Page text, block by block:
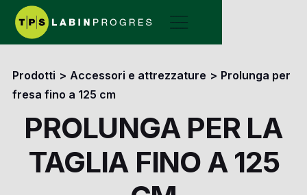
Prodotti > Accessori e attrezzature > Prolunga per
fresa fino a 125 cm
PROLUNGA PER LA
TAGLIA FINO A 125